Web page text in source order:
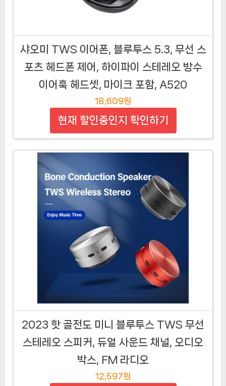
샤오미 TWS 이어폰, 블루투스 5.3, 무선 스
포츠 헤드폰 제어, 하이파이 스테레오 방수
이어훅 헤드셋, 마이크 포함, A520
18,609원
현재 할인중인지 확인하기
2023 핫 골전도 미니 블루투스 TWS 무선
스테레오 스피커, 듀얼 사운드 채널, 오디오
박스, FM 라디오
12,597원